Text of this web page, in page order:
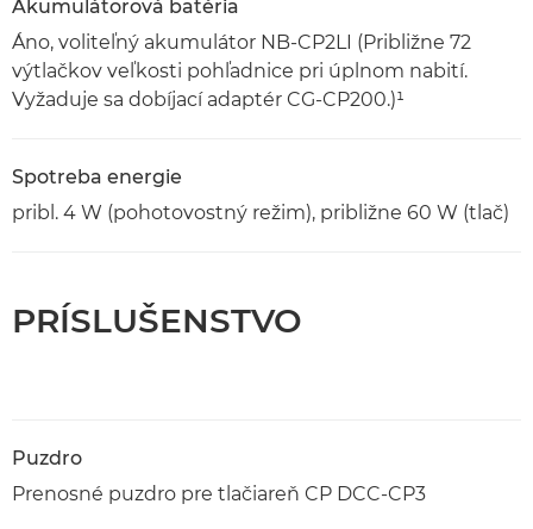
Akumulátorová batéria
Áno, voliteľný akumulátor NB-CP2LI (Približne 72
výtlačkov veľkosti pohľadnice pri úplnom nabití.
Vyžaduje sa dobíjací adaptér CG-CP200.)¹
Spotreba energie
pribl. 4 W (pohotovostný režim), približne 60 W (tlač)
PRÍSLUŠENSTVO
Puzdro
Prenosné puzdro pre tlačiareň CP DCC-CP3